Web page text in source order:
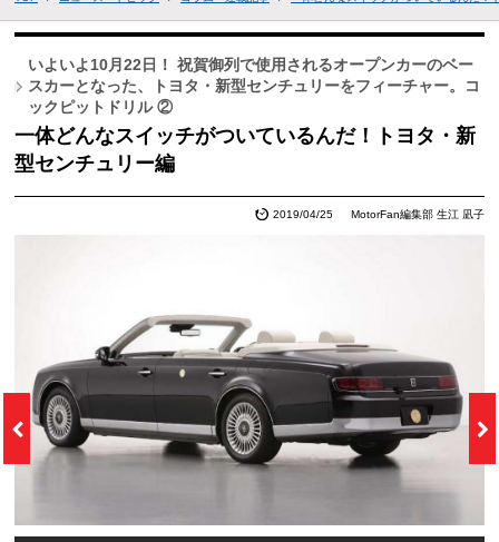
いよいよ10月22日！ 祝賀御列で使用されるオープンカーのベー
スカーとなった、トヨタ・新型センチュリーをフィーチャー。コ
ックピットドリル ②
一体どんなスイッチがついているんだ！トヨタ・新
型センチュリー編
2019/04/25 MotorFan編集部 生江 凪子